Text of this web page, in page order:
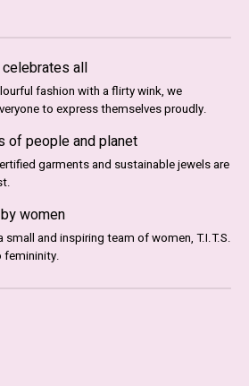
all
fashion with a flirty wink, we
to express themselves proudly.
of people and planet
garments and sustainable jewels are
women
small and inspiring team of women, T.I.T.S.
femininity.